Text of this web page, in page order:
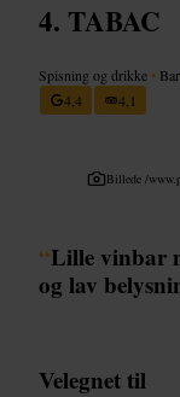
TABAC
Spisning og drikke • Bar
4,4
4,1
Billede /
“Lille vinbar
og lav
Velegnet til